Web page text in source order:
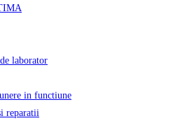
laborator
in functiune
reparatii